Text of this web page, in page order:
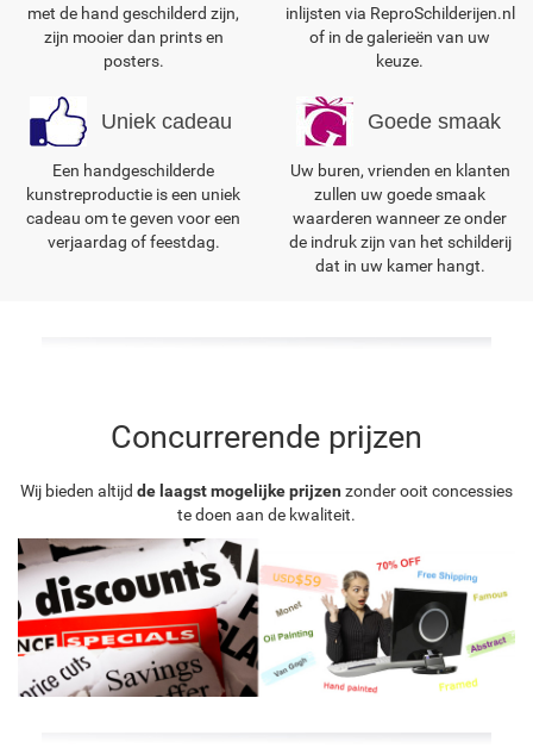
met de hand geschilderd zijn,
zijn mooier dan prints en
posters.
inlijsten via ReproSchilderijen.nl
of in de galerieën van uw
keuze.
Uniek cadeau
Een handgeschilderde
kunstreproductie is een uniek
cadeau om te geven voor een
verjaardag of feestdag.
Goede smaak
Uw buren, vrienden en klanten
zullen uw goede smaak
waarderen wanneer ze onder
de indruk zijn van het schilderij
dat in uw kamer hangt.
Concurrerende prijzen
Wij bieden altijd de laagst mogelijke prijzen zonder ooit concessies
te doen aan de kwaliteit.